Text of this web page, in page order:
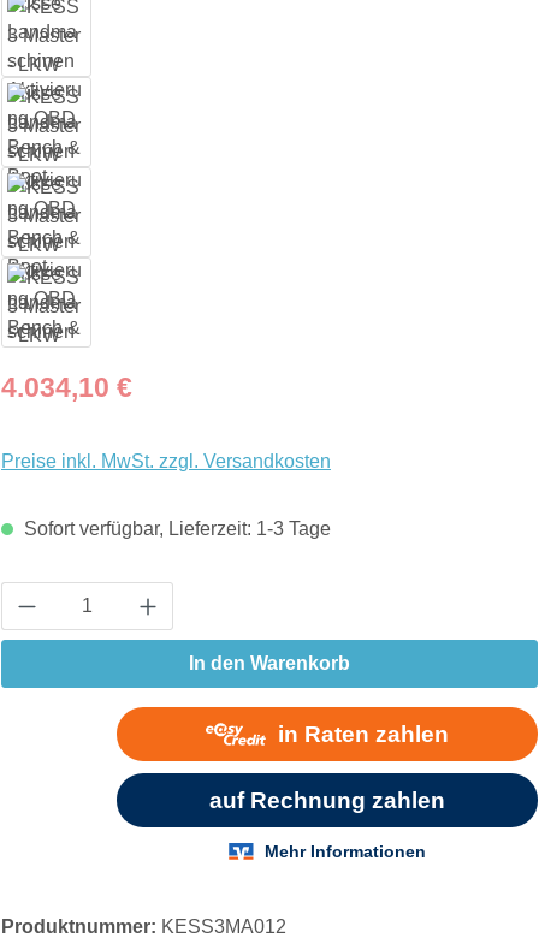
Regulärer Preis:
4.034,10 €
Preise inkl. MwSt. zzgl. Versandkosten
Sofort verfügbar, Lieferzeit: 1-3 Tage
Produkt Anzahl: Gib den gewünschten Wert
In den Warenkorb
Produktnummer: KESS3MA012